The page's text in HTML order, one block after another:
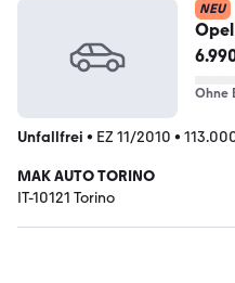
NEU
Ohne
Unfallfrei • EZ 11/2010 •
MAK AUTO TORINO
IT-10121 Torino